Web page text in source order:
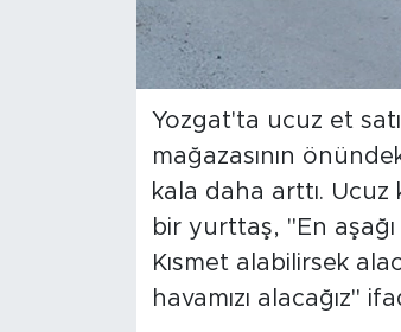
Yozgat'ta ucuz et
mağazasının
kala daha arttı. Ucuz
bir yurttaş, "En
Kısmet alabilirsek
havamızı alacağız"
POLİTİKA
KÜLTÜR SANAT